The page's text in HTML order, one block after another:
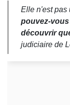
Elle n'est pas
pouvez-
découvrir
judiciaire de